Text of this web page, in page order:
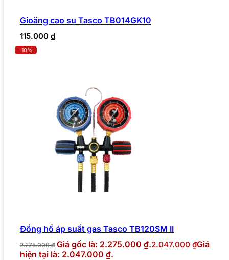
Gioăng cao su Tasco TB014GK10
115.000 ₫
-10%
Đồng hồ áp suất gas Tasco TB120SM II
2.275.000₫ Giá gốc là: 2.275.000 ₫.2.047.000 ₫Giá
hiện tại là: 2.047.000 ₫.